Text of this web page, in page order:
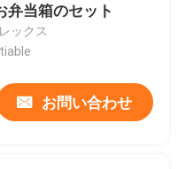
弁当箱のセット
ックス
お問い合わせ